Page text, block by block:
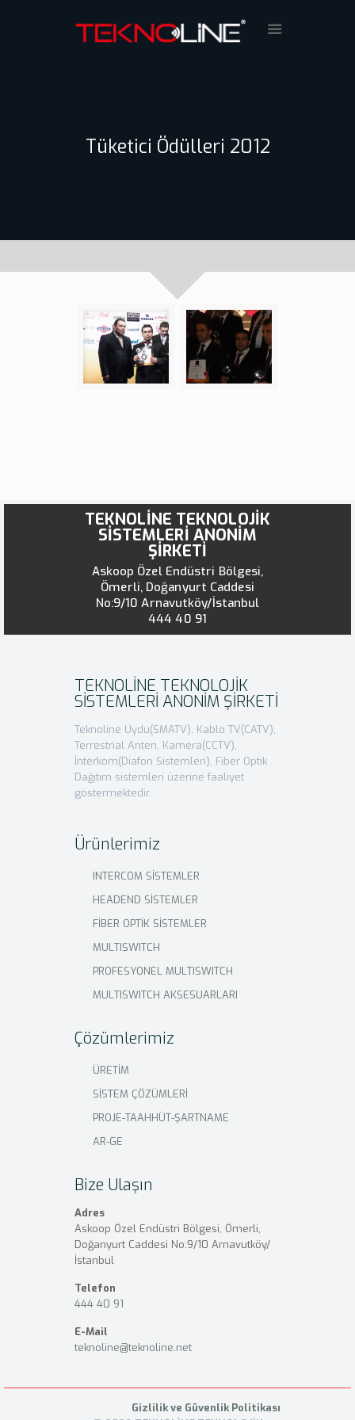
Tüketici Ödülleri 2012
TEKNOLİNE TEKNOLOJİK
SİSTEMLERİ ANONİM
ŞİRKETİ
Askoop Özel Endüstri Bölgesi,
Ömerli, Doğanyurt Caddesi
No:9/10 Arnavutköy/İstanbul
444 40 91
TEKNOLİNE TEKNOLOJİK
SİSTEMLERİ ANONİM ŞİRKETİ
Teknoline Uydu(SMATV), Kablo TV(CATV),
Terrestrial Anten, Kamera(CCTV),
İnterkom(Diafon Sistemleri), Fiber Optik
Dağıtım sistemleri üzerine faaliyet
göstermektedir.
Ürünlerimiz
INTERCOM SİSTEMLER
HEADEND SİSTEMLER
FİBER OPTİK SİSTEMLER
MULTISWITCH
PROFESYONEL MULTISWITCH
MULTISWITCH AKSESUARLARI
Çözümlerimiz
ÜRETİM
SİSTEM ÇÖZÜMLERİ
PROJE-TAAHHÜT-ŞARTNAME
AR-GE
Bize Ulaşın
Adres
Askoop Özel Endüstri Bölgesi, Ömerli,
Doğanyurt Caddesi No:9/10 Arnavutköy/
İstanbul
Telefon
444 40 91
E-Mail
teknoline@teknoline.net
Gizlilik ve Güvenlik Politikası